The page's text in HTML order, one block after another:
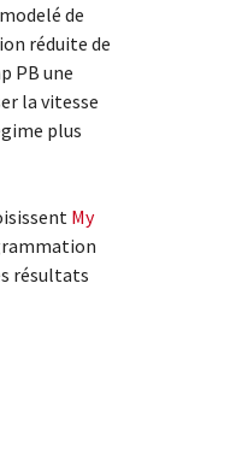
de
réduite de
PB une
la vitesse
plus
My
résultats